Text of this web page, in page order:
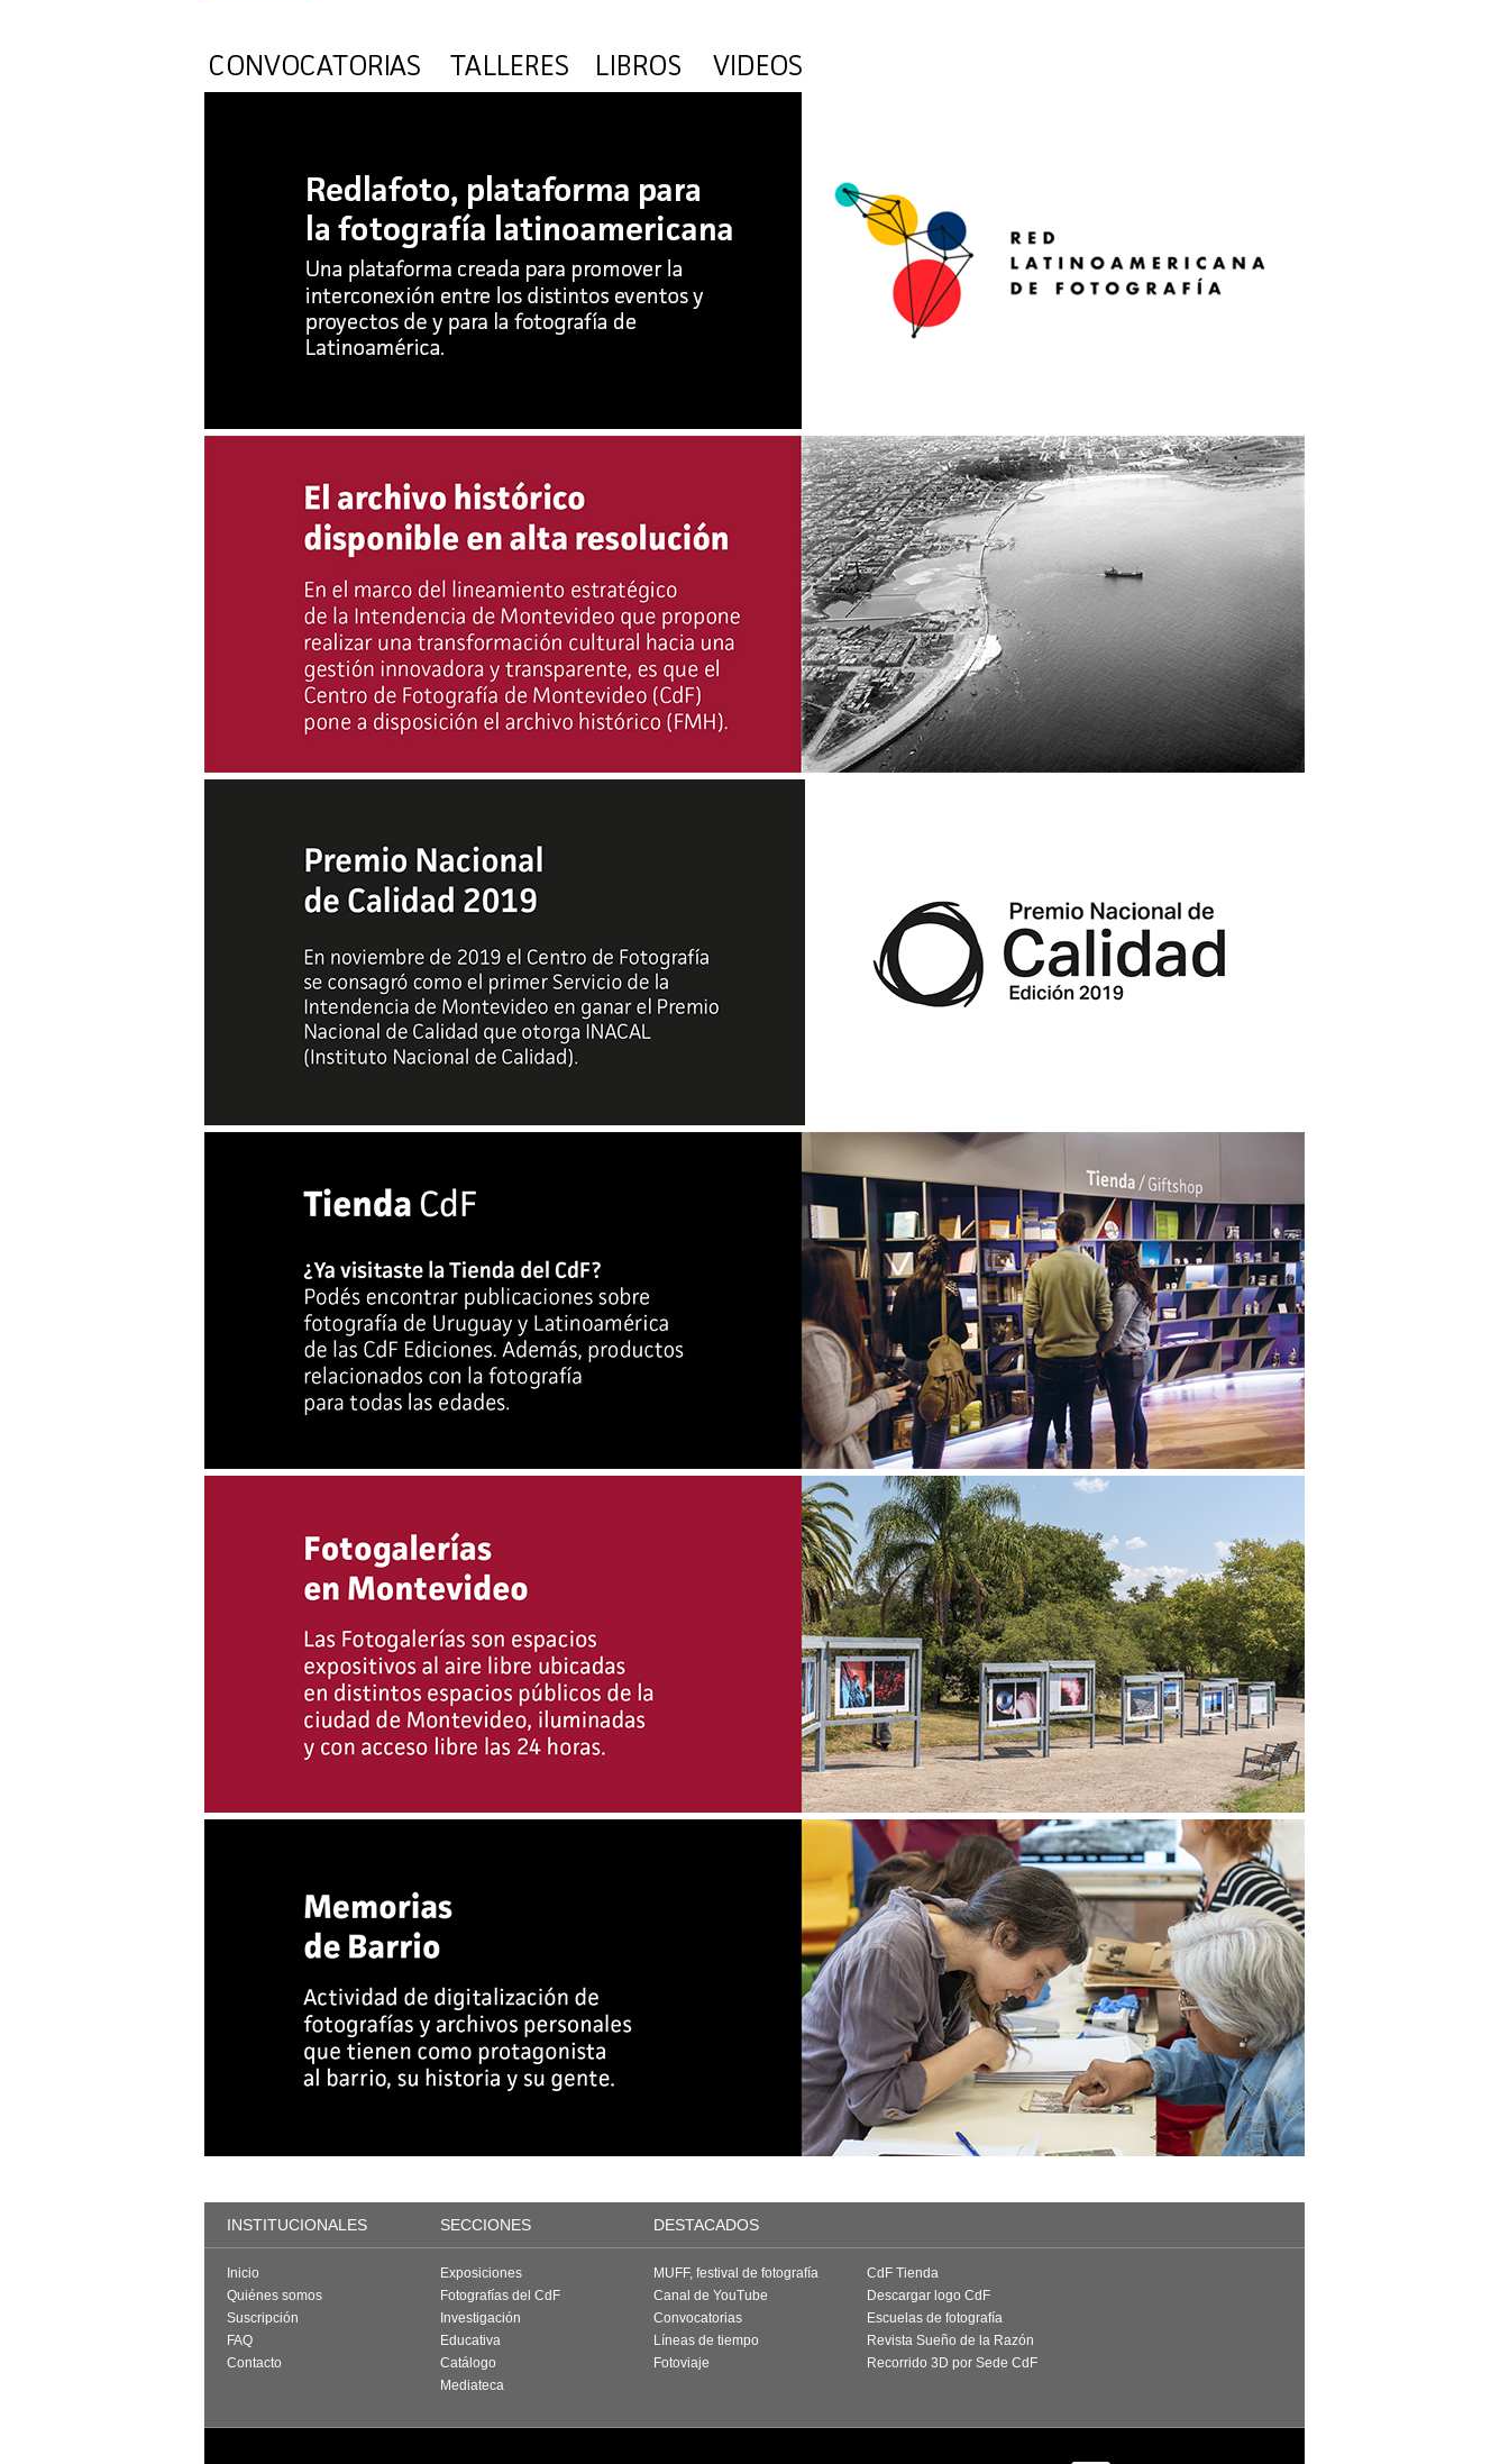
INSTITUCIONALES SECCIONES DESTACADOS
Inicio
Quiénes somos
Suscripción
FAQ
Contacto
Exposiciones
Fotografías del CdF
Investigación
Educativa
Catálogo
Mediateca
MUFF, festival de fotografía
Canal de YouTube
Convocatorias
Líneas de tiempo
Fotoviaje
CdF Tienda
Descargar logo CdF
Escuelas de fotografía
Revista Sueño de la Razón
Recorrido 3D por Sede CdF